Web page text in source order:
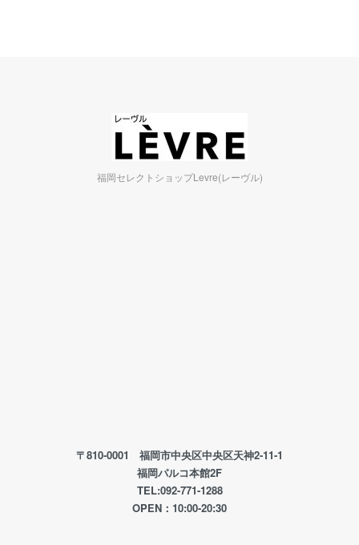
福岡セレクトショップLevre(レーヴル)
〒810-0001 福岡市中央区中央区天神2-11-1
福岡パルコ本館2F
TEL:092-771-1288
OPEN：10:00-20:30